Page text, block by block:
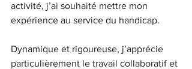
activité, j’ai souhaité mettre mon
expérience au service du handicap.
Dynamique et rigoureuse, j’apprécie
particulièrement le travail collaboratif et